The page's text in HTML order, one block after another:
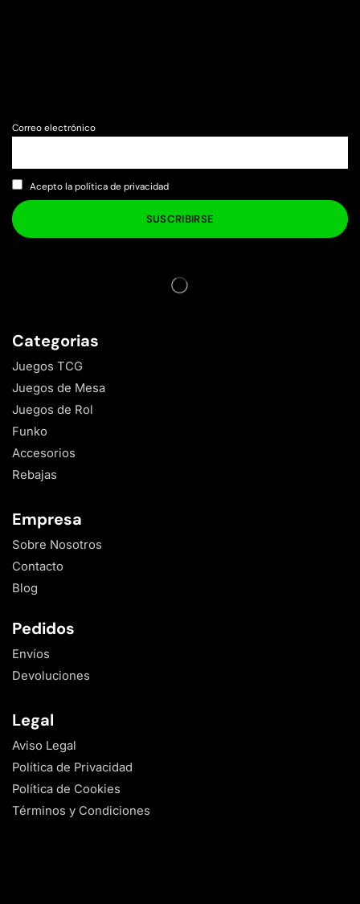
Correo electrónico
Acepto la política de privacidad
Categorias
Juegos TCG
Juegos de Mesa
Juegos de Rol
Funko
Accesorios
Rebajas
Empresa
Sobre Nosotros
Contacto
Blog
Pedidos
Envíos
Devoluciones
Legal
Aviso Legal
Política de Privacidad
Política de Cookies
Términos y Condiciones